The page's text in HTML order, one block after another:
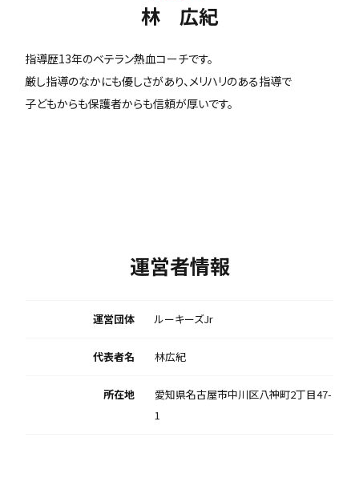
林 広紀
指導歴13年のベテラン熱血コーチです。
厳し指導のなかにも優しさがあり、メリハリのある指導で
子どもからも保護者からも信頼が厚いです。
運営者情報
運営団体 ルーキーズJr
代表者名 林広紀
所在地
愛知県名古屋市中川区八神町2丁目47-
1